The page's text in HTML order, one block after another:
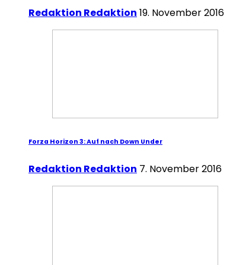
Redaktion Redaktion 19. November 2016
Forza Horizon 3: Auf nach Down Under
Redaktion Redaktion 7. November 2016